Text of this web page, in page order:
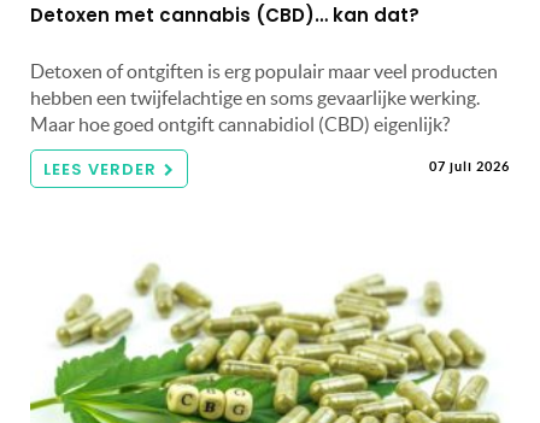
Detoxen met cannabis (CBD)… kan dat?
Detoxen of ontgiften is erg populair maar veel producten
hebben een twijfelachtige en soms gevaarlijke werking.
Maar hoe goed ontgift cannabidiol (CBD) eigenlijk?
LEES VERDER 07 juli 2026